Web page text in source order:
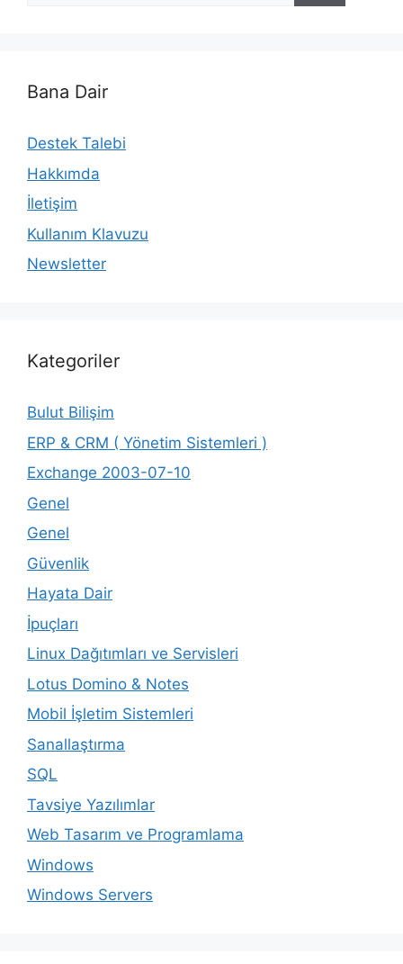
Bana Dair
Destek Talebi
Hakkımda
İletişim
Kullanım Klavuzu
Newsletter
Kategoriler
Bulut Bilişim
ERP & CRM ( Yönetim Sistemleri )
Exchange 2003-07-10
Genel
Genel
Güvenlik
Hayata Dair
İpuçları
Linux Dağıtımları ve Servisleri
Lotus Domino & Notes
Mobil İşletim Sistemleri
Sanallaştırma
SQL
Tavsiye Yazılımlar
Web Tasarım ve Programlama
Windows
Windows Servers